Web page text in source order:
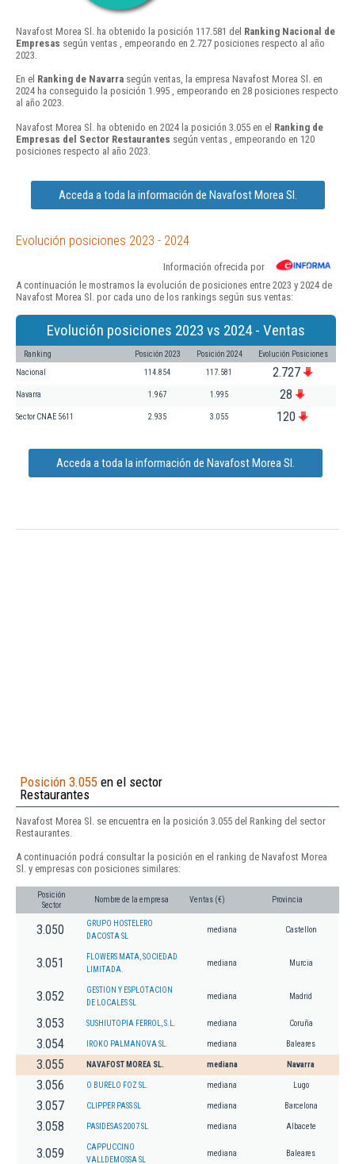
Navafost Morea Sl. ha obtenido la posición 117.581 del Ranking Nacional de
Empresas según ventas , empeorando en 2.727 posiciones respecto al año
2023.
En el Ranking de Navarra según ventas, la empresa Navafost Morea Sl. en
2024 ha conseguido la posición 1.995 , empeorando en 28 posiciones respecto
al año 2023.
Navafost Morea Sl. ha obtenido en 2024 la posición 3.055 en el Ranking de
Empresas del Sector Restaurantes según ventas , empeorando en 120
posiciones respecto al año 2023.
Acceda a toda la información de Navafost Morea Sl.
Evolución posiciones 2023 - 2024
Información ofrecida por
A continuación le mostramos la evolución de posiciones entre 2023 y 2024 de
Navafost Morea Sl. por cada uno de los rankings según sus ventas:
Evolución posiciones 2023 vs 2024 - Ventas
Ranking Posición 2023 Posición 2024 Evolución Posiciones
Nacional 114.854 117.581 2.727
Navarra 1.967 1.995 28
Sector CNAE 5611 2.935 3.055 120
Acceda a toda la información de Navafost Morea Sl.
Posición 3.055 en el sector
Restaurantes
Navafost Morea Sl. se encuentra en la posición 3.055 del Ranking del sector
Restaurantes.
A continuación podrá consultar la posición en el ranking de Navafost Morea
Sl. y empresas con posiciones similares:
Posición
Sector
Nombre de la empresa Ventas (€) Provincia
3.050
GRUPO HOSTELERO
DACOSTA SL
mediana Castellon
3.051
FLOWERS MATA, SOCIEDAD
LIMITADA.
mediana Murcia
3.052
GESTION Y ESPLOTACION
DE LOCALES SL
mediana Madrid
3.053 SUSHIUTOPIA FERROL, S.L. mediana Coruña
3.054 IROKO PALMANOVA SL. mediana Baleares
3.055 NAVAFOST MOREA SL. mediana Navarra
3.056 O BURELO FOZ SL. mediana Lugo
3.057 CLIPPER PASS SL mediana Barcelona
3.058 PASIDESAS 2007 SL mediana Albacete
3.059
CAPPUCCINO
VALLDEMOSSA SL
mediana Baleares